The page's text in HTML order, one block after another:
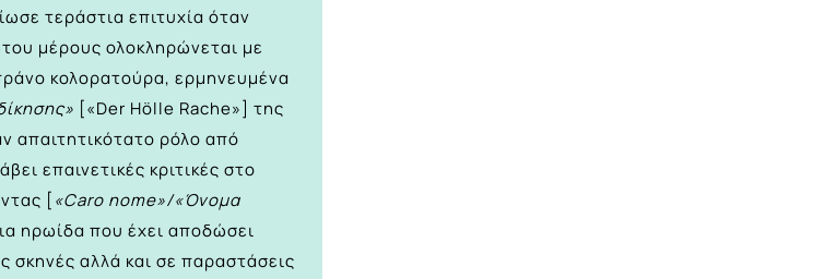
τεράστια επιτυχία όταν
μέρους ολοκληρώνεται με
κολορατούρα, ερμηνευμένα
[«Der Ηölle Rache»] της
απαιτητικότατο ρόλο από
επαινετικές κριτικές στο
[«Caro nome»/«Όνομα
ηρωίδα που έχει αποδώσει
σκηνές αλλά και σε παραστάσεις